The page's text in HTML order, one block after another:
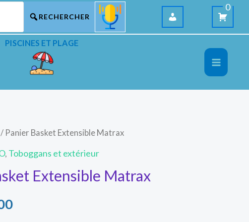
0
PISCINES ET PLAGE
/ Panier Basket Extensible Matrax
, Toboggans et extérieur
Extensible Matrax